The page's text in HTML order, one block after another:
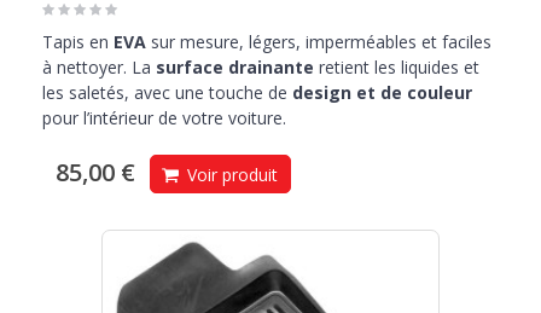
Tapis en EVA sur mesure, légers, imperméables et faciles
à nettoyer. La surface drainante retient les liquides et
les saletés, avec une touche de design et de couleur
pour l’intérieur de votre voiture.
85,00 € Voir produit